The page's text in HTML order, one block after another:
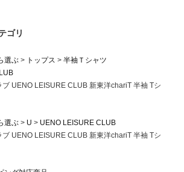
ゴリ
選ぶ トップス
半袖Ｔシャツ
ブ UENO LEISURE CLUB 新東洋chariT 半袖 Tシ
選ぶ U
UENO LEISURE CLUB
ブ UENO LEISURE CLUB 新東洋chariT 半袖 Tシ